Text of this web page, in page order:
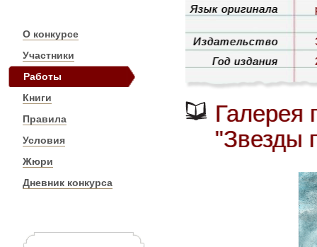
О конкурсе
Участники
Работы
Книги
Правила
Условия
Жюри
Дневник конкурса
Язык оригинала
Издательство
Год издания
Галерея
"Звезды